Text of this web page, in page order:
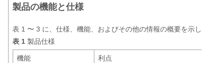
製品の機能と仕様
表 1 〜 3 に、仕様、機能、およびその他の情報の概要を示します。
表 1 製品仕様
機能 利点